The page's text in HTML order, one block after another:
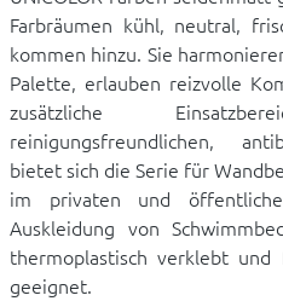
Farbräumen kühl, neutral,
kommen hinzu. Sie
Palette, erlauben reizvolle
zusätzliche
reinigungsfreundlichen,
bietet sich die Serie für
im privaten und
Auskleidung von
thermoplastisch verklebt
geeignet.